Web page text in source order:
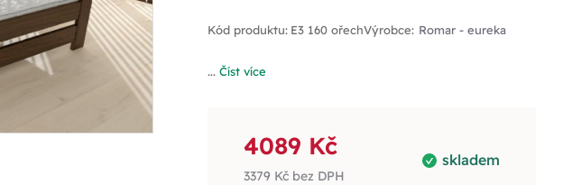
Kód produktu: E3 160 ořechVýrobce: Romar - eureka
... Číst více
skladem
4089 Kč
3379 Kčbez DPH